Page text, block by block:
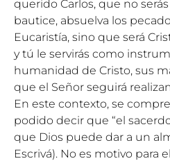
querido Carlos, que no
bautice, absuelva los
Eucaristía, sino que será
y tú le servirás como
humanidad de Cristo, sus
que el Señor seguirá
En este contexto, se
podido decir que “el
que Dios puede dar a un
Escrivá). No es motivo para